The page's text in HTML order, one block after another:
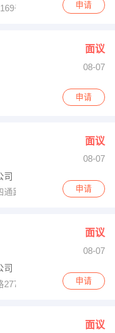
号
申请
面议
08-07
申请
面议
08-07
司
通路与洋浦大街
申请
面议
08-07
司
2777号中机物流园（班车
申请
面议